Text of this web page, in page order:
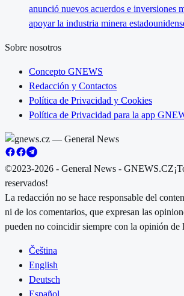
anunció nuevos acuerdos e inversiones
apoyar la industria minera
Sobre nosotros
Concepto GNEWS
Redacción y Contactos
Política de Privacidad y Cookies
Política de Privacidad para la app
©2023-2026 - General News - GNEWS.CZ
reservados!
La redacción no se hace responsable del
ni de los comentarios, que expresan las
pueden no coincidir siempre con la opinión de
Čeština
English
Deutsch
Español